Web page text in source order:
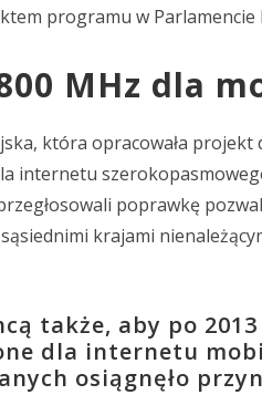
programu w Parlamencie
MHz dla
która opracowała
internetu
poprawkę
krajami
także, aby po
dla internetu
osiągnęło